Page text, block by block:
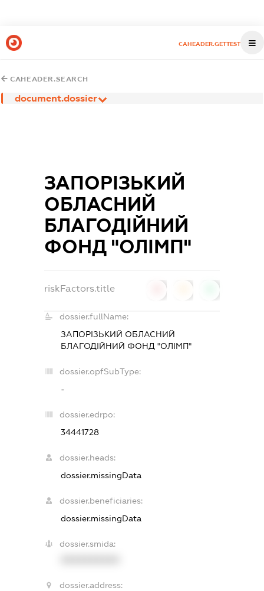
CAHEADER.GETTEST
CAHEADER.SEARCH
document.dossier
ЗАПОРІЗЬКИЙ
ОБЛАСНИЙ
БЛАГОДІЙНИЙ
ФОНД "ОЛІМП"
riskFactors.title
dossier.fullName:
ЗАПОРІЗЬКИЙ ОБЛАСНИЙ
БЛАГОДІЙНИЙ ФОНД "ОЛІМП"
dossier.opfSubType:
-
dossier.edrpo:
34441728
dossier.heads:
dossier.missingData
dossier.beneficiaries:
dossier.missingData
dossier.smida:
dossier.address: